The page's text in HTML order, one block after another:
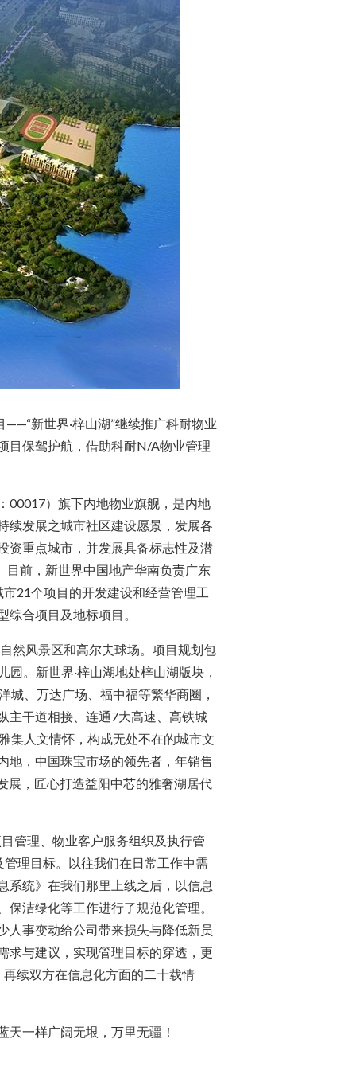
新世界·梓山湖”继续推广科耐物业
目保驾护航，借助科耐N/A物业管理
00017）旗下内地物业旗舰，是内地
续发展之城市社区建设愿景，发展各
资重点城市，并发展具备标志性及潜
前，新世界中国地产华南负责广东
21个项目的开发建设和经营管理工
合项目及地标项目。
然风景区和高尔夫球场。项目规划包
。新世界·梓山湖地处梓山湖版块，
、万达广场、福中福等繁华商圈，
主干道相接、连通7大高速、高铁城
集人文情怀，构成无处不在的城市文
地，中国珠宝市场的领先者，年销售
展，匠心打造益阳中芯的雅奢湖居代
管理、物业客户服务组织及执行管
理目标。以往我们在日常工作中需
系统》在我们那里上线之后，以信息
洁绿化等工作进行了规范化管理。
人事变动给公司带来损失与降低新员
求与建议，实现管理目标的穿透，更
续双方在信息化方面的二十载情
一样广阔无垠，万里无疆！